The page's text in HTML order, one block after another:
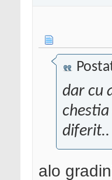
dar cu
diferit..
alo